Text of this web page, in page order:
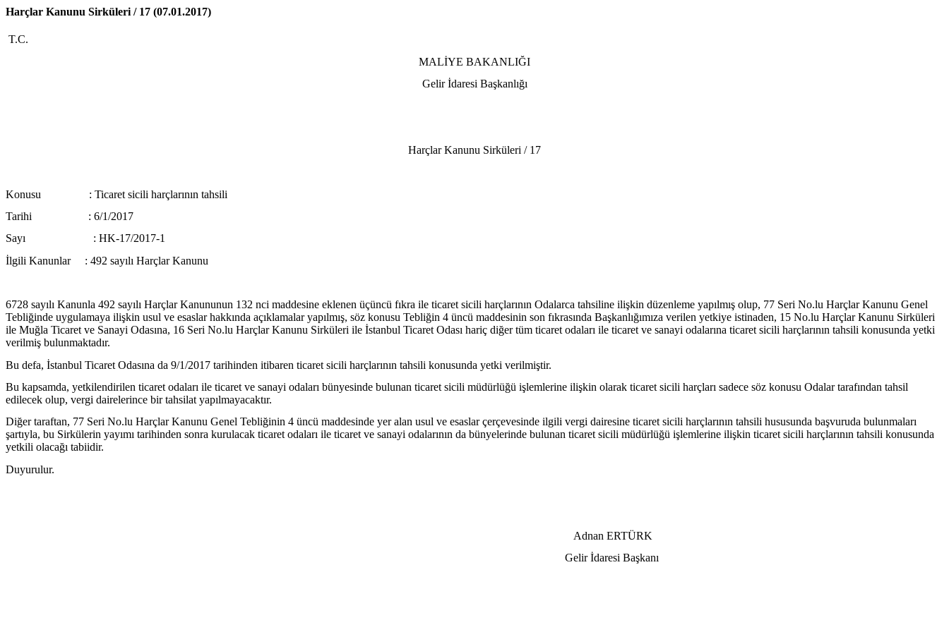
Harçlar Kanunu Sirküleri / 17 (07.01.2017)
T.C.
MALİYE BAKANLIĞI
Gelir İdaresi Başkanlığı
Harçlar Kanunu Sirküleri / 17
Konusu : Ticaret sicili harçlarının tahsili
Tarihi : 6/1/2017
Sayı : HK-17/2017-1
İlgili Kanunlar : 492 sayılı Harçlar Kanunu
6728 sayılı Kanunla 492 sayılı Harçlar Kanununun 132 nci maddesine eklenen üçüncü fıkra ile ticaret sicili harçlarının Odalarca tahsiline ilişkin düzenleme yapılmış olup, 77 Seri No.lu Harçlar Kanunu Genel
Tebliğinde uygulamaya ilişkin usul ve esaslar hakkında açıklamalar yapılmış, söz konusu Tebliğin 4 üncü maddesinin son fıkrasında Başkanlığımıza verilen yetkiye istinaden, 15 No.lu Harçlar Kanunu Sirküleri
ile Muğla Ticaret ve Sanayi Odasına, 16 Seri No.lu Harçlar Kanunu Sirküleri ile İstanbul Ticaret Odası hariç diğer tüm ticaret odaları ile ticaret ve sanayi odalarına ticaret sicili harçlarının tahsili konusunda yetki
verilmiş bulunmaktadır.
Bu defa, İstanbul Ticaret Odasına da 9/1/2017 tarihinden itibaren ticaret sicili harçlarının tahsili konusunda yetki verilmiştir.
Bu kapsamda, yetkilendirilen ticaret odaları ile ticaret ve sanayi odaları bünyesinde bulunan ticaret sicili müdürlüğü işlemlerine ilişkin olarak ticaret sicili harçları sadece söz konusu Odalar tarafından tahsil
edilecek olup, vergi dairelerince bir tahsilat yapılmayacaktır.
Diğer taraftan, 77 Seri No.lu Harçlar Kanunu Genel Tebliğinin 4 üncü maddesinde yer alan usul ve esaslar çerçevesinde ilgili vergi dairesine ticaret sicili harçlarının tahsili hususunda başvuruda bulunmaları
şartıyla, bu Sirkülerin yayımı tarihinden sonra kurulacak ticaret odaları ile ticaret ve sanayi odalarının da bünyelerinde bulunan ticaret sicili müdürlüğü işlemlerine ilişkin ticaret sicili harçlarının tahsili konusunda
yetkili olacağı tabiidir.
Duyurulur.
Adnan ERTÜRK
Gelir İdaresi Başkanı